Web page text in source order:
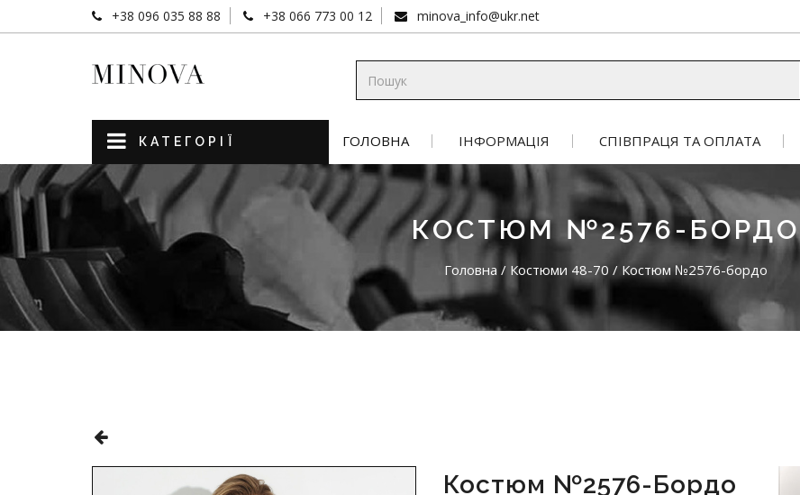
+38 096 035 88 88 +38 066 773 00 12 minova_info@ukr.net
КАТЕГОРІЇ ГОЛОВНА ІНФОРМАЦІЯ СПІВПРАЦЯ ТА ОПЛАТА
КОСТЮМ №2576-БОРДО
Головна / Костюми 48-70 / Костюм №2576-бордо
Костюм №2576-Бордо